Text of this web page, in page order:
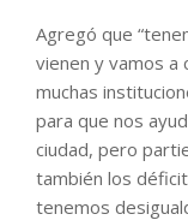
Agregó que
vienen y vamos a
muchas
para que nos
ciudad, pero
también los
tenemos